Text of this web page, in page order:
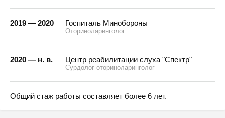
2019 — 2020 Госпиталь Минобороны
Оториноларинголог
2020 — н. в. Центр реабилитации слуха "Спектр"
Сурдолог-оториноларинголог
Общий стаж работы составляет более 6 лет.